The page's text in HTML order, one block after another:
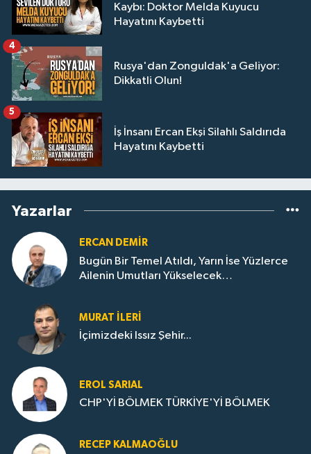
Kaybı: Doktor Melda Kuyucu
Hayatını Kaybetti
Rusya'dan Zonguldak'a Geliyor:
Dikkatli Olun!
4
İş İnsanı Ercan Ekşi Silahlı Saldırıda
Hayatını Kaybetti
5
Yazarlar
ERCAN DEMIR
Bugün Bir Temel Atıldı, Yarın İse Yüzlerce
Ailenin Umutları Yükselecek…
MURAT İLERI
İçimizdeki Issız Şehir...
EROL SARIAL
CHP'Yİ BÖLMEK TÜRKİYE'Yİ BÖLMEK
RECEP KALMAOĞLU